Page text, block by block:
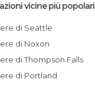
vicine più popolari
di Seattle
di Noxon
di Thompson Falls
di Portland